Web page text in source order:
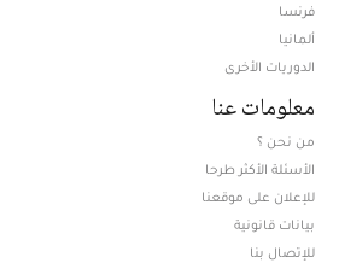
فرنسا
ألمانيا
الدوريات الأخرى
معلومات عنا
من نحن ؟
الأسئلة الأكثر طرحا
للإعلان على موقعنا
بيانات قانونية
للإتصال بنا